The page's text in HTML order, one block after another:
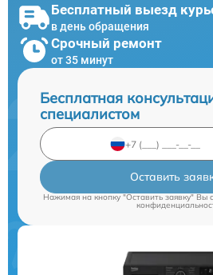
Бесплатный выезд
в день обращения
Срочный ремонт
от 35 минут
Бесплатная
специалистом
Оставить
Нажимая на кнопку "Оставить заявку" Вы